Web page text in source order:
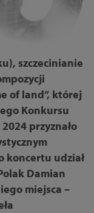
szczecinianie
of land”, której
Konkursu
przyznało
koncertu udział
Damian
miejsca –